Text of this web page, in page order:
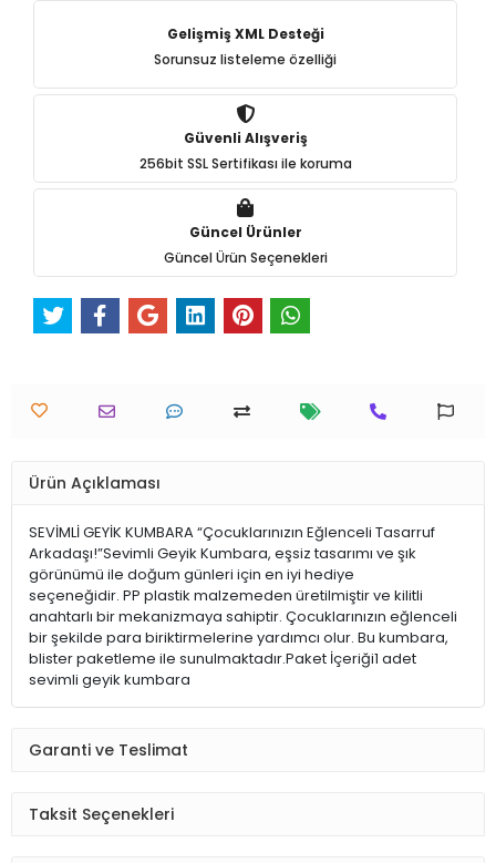
Gelişmiş XML Desteği
Sorunsuz listeleme özelliği
Güvenli Alışveriş
256bit SSL Sertifikası ile koruma
Güncel Ürünler
Güncel Ürün Seçenekleri
Ürün Açıklaması
SEVİMLİ GEYİK KUMBARA “Çocuklarınızın Eğlenceli Tasarruf
Arkadaşı!”Sevimli Geyik Kumbara, eşsiz tasarımı ve şık
görünümü ile doğum günleri için en iyi hediye
seçeneğidir. PP plastik malzemeden üretilmiştir ve kilitli
anahtarlı bir mekanizmaya sahiptir. Çocuklarınızın eğlenceli
bir şekilde para biriktirmelerine yardımcı olur. Bu kumbara,
blister paketleme ile sunulmaktadır.Paket İçeriği1 adet
sevimli geyik kumbara
Garanti ve Teslimat
Taksit Seçenekleri